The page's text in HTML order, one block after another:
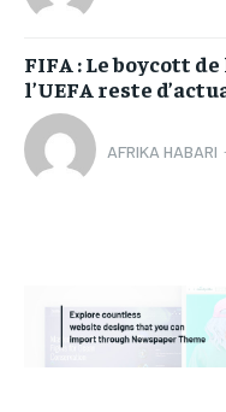
FIFA : Le boycott
l’UEFA reste
AFRIKA HABARI